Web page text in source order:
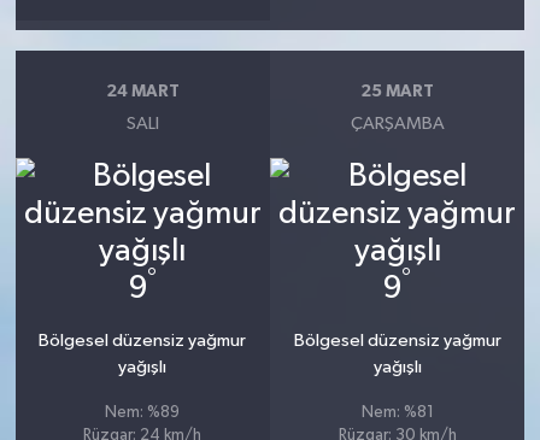
24 MART
SALI
9°
Bölgesel düzensiz yağmur
yağışlı
Nem: %89
Rüzgar: 24 km/h
25 MART
ÇARŞAMBA
9°
Bölgesel düzensiz yağmur
yağışlı
Nem: %81
Rüzgar: 30 km/h